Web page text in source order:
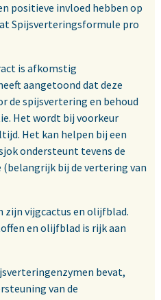
positieve invloed hebben op
Spijsverteringsformule pro
is afkomstig
aangetoond dat deze
de spijsvertering en behoud
Het wordt bij voorkeur
Het kan helpen bij een
ondersteunt tevens de
bij de vertering van
zijn vijgcactus en olijfblad.
en olijfblad is rijk aan
bevat,
van de